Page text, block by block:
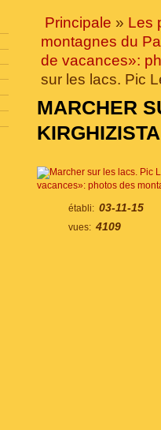
Principale » Les
montagnes du
de vacances»:
sur les lacs. Pic
MARCHER
vacances»: photos des
établi: 03-11-15
vues: 4109